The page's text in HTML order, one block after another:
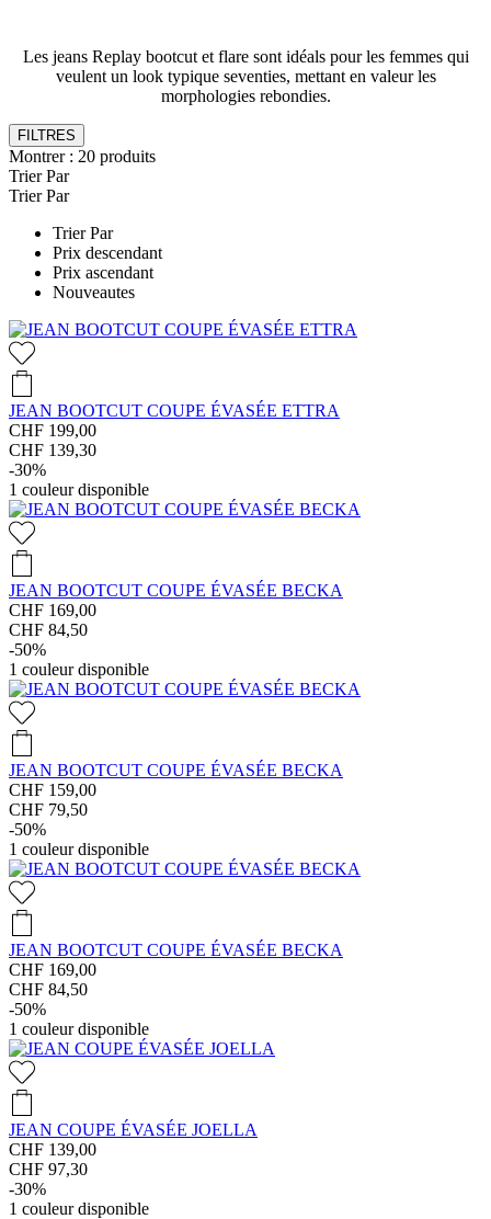
Les jeans Replay bootcut et flare sont idéals pour les femmes qui
veulent un look typique seventies, mettant en valeur les
morphologies rebondies.
FILTRES
Montrer : 20 produits
Trier Par
Trier Par
Trier Par
Prix descendant
Prix ascendant
Nouveautes
JEAN BOOTCUT COUPE ÉVASÉE ETTRA
CHF 199,00
CHF 139,30
-30%
1 couleur disponible
JEAN BOOTCUT COUPE ÉVASÉE BECKA
CHF 169,00
CHF 84,50
-50%
1 couleur disponible
JEAN BOOTCUT COUPE ÉVASÉE BECKA
CHF 159,00
CHF 79,50
-50%
1 couleur disponible
JEAN BOOTCUT COUPE ÉVASÉE BECKA
CHF 169,00
CHF 84,50
-50%
1 couleur disponible
JEAN COUPE ÉVASÉE JOELLA
CHF 139,00
CHF 97,30
-30%
1 couleur disponible